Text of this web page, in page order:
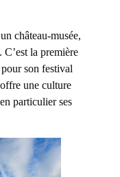
château-musée,
la première
son festival
une culture
particulier ses